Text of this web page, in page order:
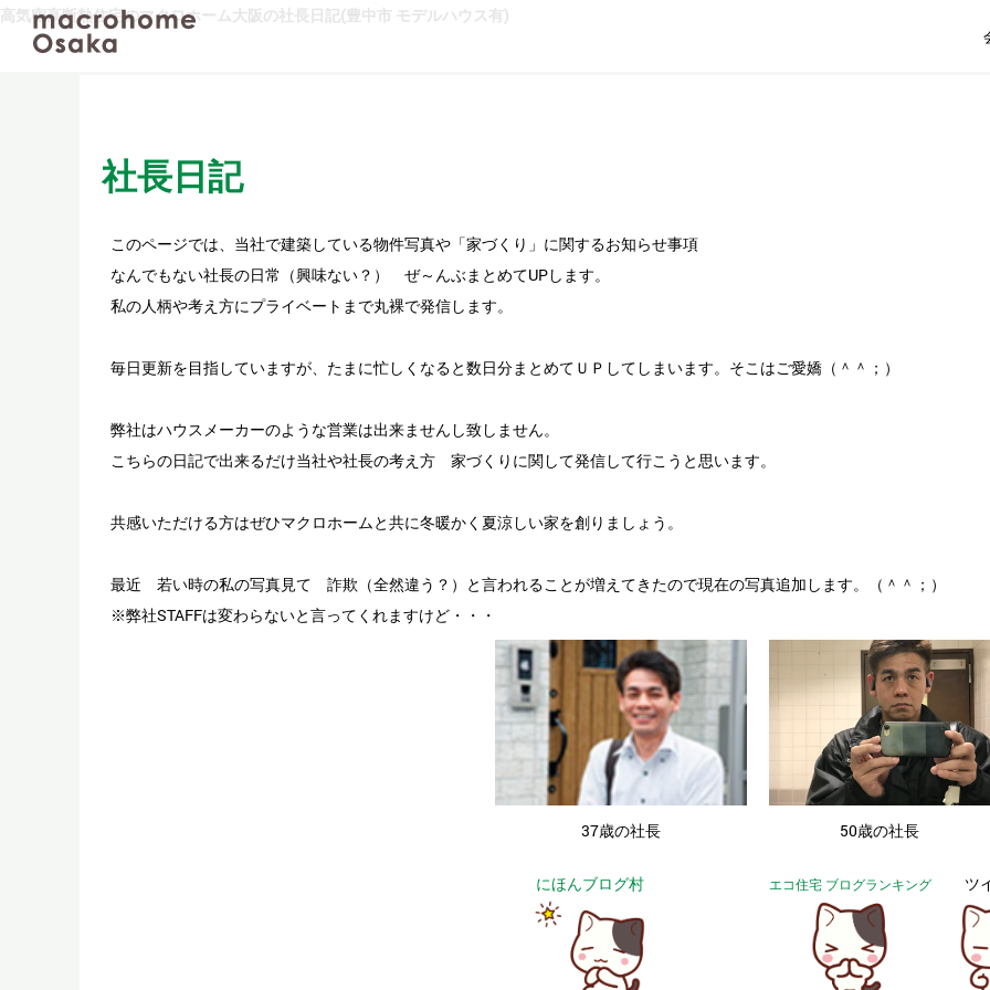
高気密高断熱住宅のマクロホーム大阪の社長日記(豊中市 モデルハウス有)
社長日記
このページでは、当社で建築している物件写真や「家づくり」に関するお知らせ事項
なんでもない社長の日常（興味ない？） ぜ～んぶまとめてUPします。
私の人柄や考え方にプライベートまで丸裸で発信します。
毎日更新を目指していますが、たまに忙しくなると数日分まとめてＵＰしてしまいます。そこはご愛嬌（＾＾；）
弊社はハウスメーカーのような営業は出来ませんし致しません。
こちらの日記で出来るだけ当社や社長の考え方 家づくりに関して発信して行こうと思います。
共感いただける方はぜひマクロホームと共に冬暖かく夏涼しい家を創りましょう。
最近 若い時の私の写真見て 詐欺（全然違う？）と言われることが増えてきたので現在の写真追加します。（＾＾；）
※弊社STAFFは変わらないと言ってくれますけど・・・
37歳の社長 50歳の社長
にほんブログ村 エコ住宅 ブログランキング ツ